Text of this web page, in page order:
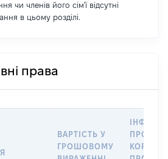
чи членів його сім'ї відсутні
в цьому розділі.
права
ВАРТІСТЬ У
ГРОШОВОМУ
ПРО